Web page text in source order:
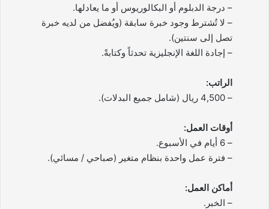
– درجة الدبلوم أو البكالوريوس أو ما يعادلها.
– لا تُشترط وجود خبرة سابقة (ويُفضل من لديه خبرة
تصل إلى سنتين).
– إجادة اللغة الإنجليزية تحدثاً وكتابةً.
الراتب:
– 4,500 ريال (شامل جميع البدلات).
أوقات العمل:
– 6 أيام في الأسبوع.
– فترة عمل واحدة بنظام متغير (صباحي / مسائي).
أماكن العمل:
– الخبر.